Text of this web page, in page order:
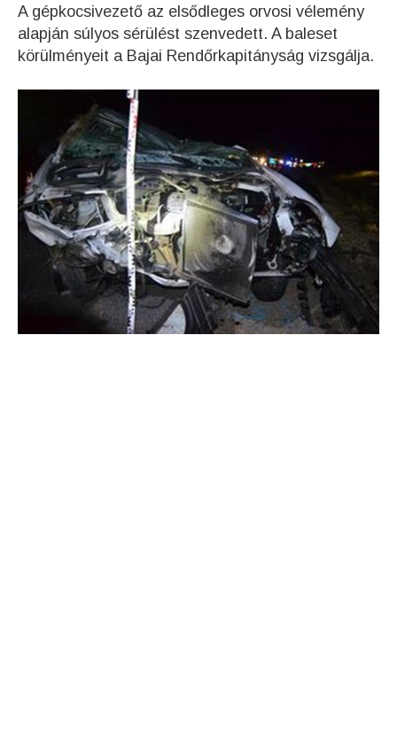
A gépkocsivezető az elsődleges orvosi vélemény
alapján súlyos sérülést szenvedett. A baleset
körülményeit a Bajai Rendőrkapitányság vizsgálja.